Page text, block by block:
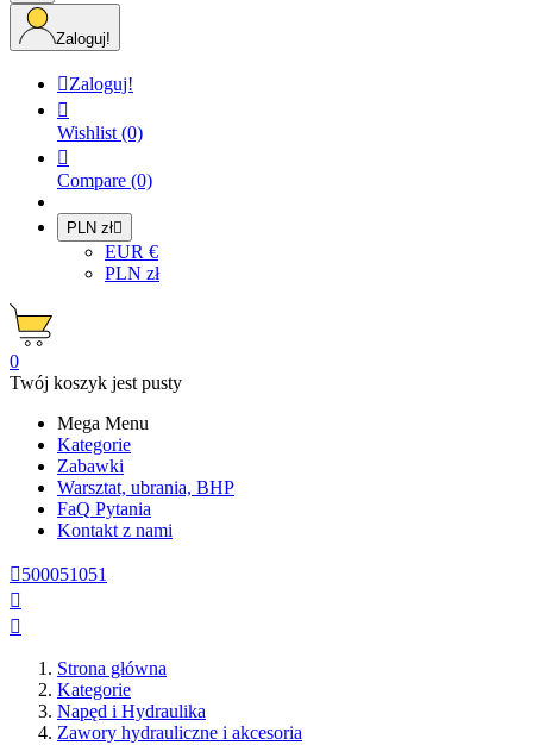
Zaloguj!
Zaloguj!

Wishlist (0)

Compare (0)
PLN zł
EUR €
PLN zł
0
Twój koszyk jest pusty
Mega Menu
Kategorie
Zabawki
Warsztat, ubrania, BHP
FaQ Pytania
Kontakt z nami
500051051


Strona główna
Kategorie
Napęd i Hydraulika
Zawory hydrauliczne i akcesoria